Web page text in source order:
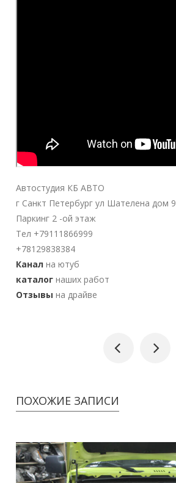
Автостудия КБ АВТО
г Санкт Петербург ул Шателена дом 9
Паркинг 2 -ой этаж
Тел +79111866999
+78129838384
Канал на ютуб
каталог наших работ
Отзывы на драйве
ПОХОЖИЕ ЗАПИСИ